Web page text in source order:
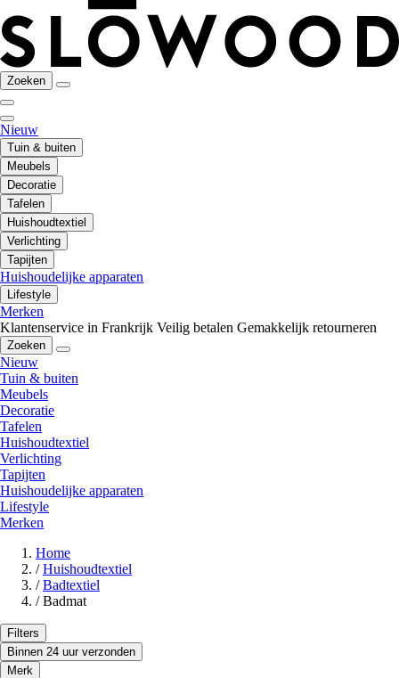
Zoeken
Nieuw
Tuin & buiten
Meubels
Decoratie
Tafelen
Huishoudtextiel
Verlichting
Tapijten
Huishoudelijke apparaten
Lifestyle
Merken
Klantenservice in Frankrijk Veilig betalen Gemakkelijk retourneren
Zoeken
Nieuw
Tuin & buiten
Meubels
Decoratie
Tafelen
Huishoudtextiel
Verlichting
Tapijten
Huishoudelijke apparaten
Lifestyle
Merken
Home
/ Huishoudtextiel
/ Badtextiel
/ Badmat
Filters
Binnen 24 uur verzonden
Merk